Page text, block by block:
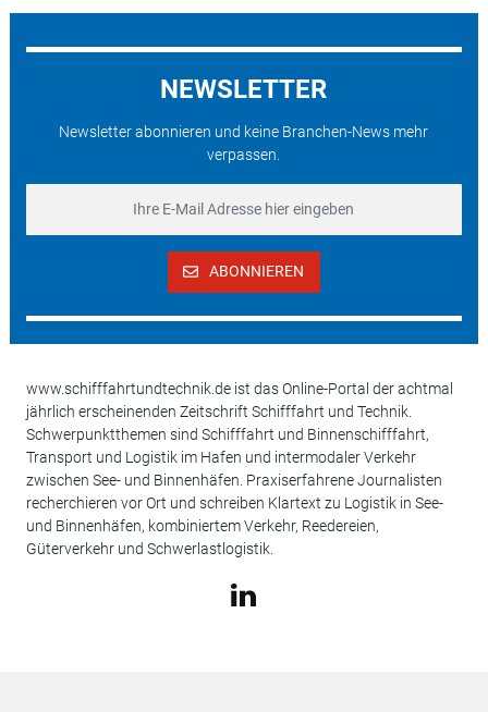
NEWSLETTER
Newsletter abonnieren und keine Branchen-News mehr
verpassen.
ABONNIEREN
www.schifffahrtundtechnik.de ist das Online-Portal der achtmal
jährlich erscheinenden Zeitschrift Schifffahrt und Technik.
Schwerpunktthemen sind Schifffahrt und Binnenschifffahrt,
Transport und Logistik im Hafen und intermodaler Verkehr
zwischen See- und Binnenhäfen. Praxiserfahrene Journalisten
recherchieren vor Ort und schreiben Klartext zu Logistik in See-
und Binnenhäfen, kombiniertem Verkehr, Reedereien,
Güterverkehr und Schwerlastlogistik.